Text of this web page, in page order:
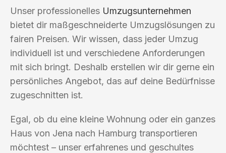
Unser professionelles Umzugsunternehmen
bietet dir maßgeschneiderte Umzugslösungen zu
fairen Preisen. Wir wissen, dass jeder Umzug
individuell ist und verschiedene Anforderungen
mit sich bringt. Deshalb erstellen wir dir gerne ein
persönliches Angebot, das auf deine Bedürfnisse
zugeschnitten ist.
Egal, ob du eine kleine Wohnung oder ein ganzes
Haus von Jena nach Hamburg transportieren
möchtest – unser erfahrenes und geschultes